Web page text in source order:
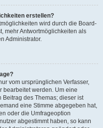
erstellen?
wird durch die Board-
mehr Antwortmöglichkeiten als
Administrator.
vom ursprünglichen Verfasser,
bearbeitet werden. Um eine
des Themas; dieser ist
eine Stimme abgegeben hat,
oder die Umfrageoption
abgestimmt haben, so kann